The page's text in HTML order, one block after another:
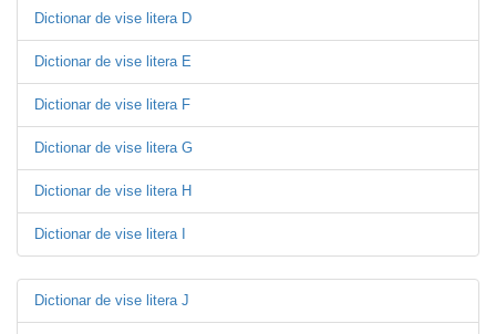
Dictionar de vise litera D
Dictionar de vise litera E
Dictionar de vise litera F
Dictionar de vise litera G
Dictionar de vise litera H
Dictionar de vise litera I
Dictionar de vise litera J